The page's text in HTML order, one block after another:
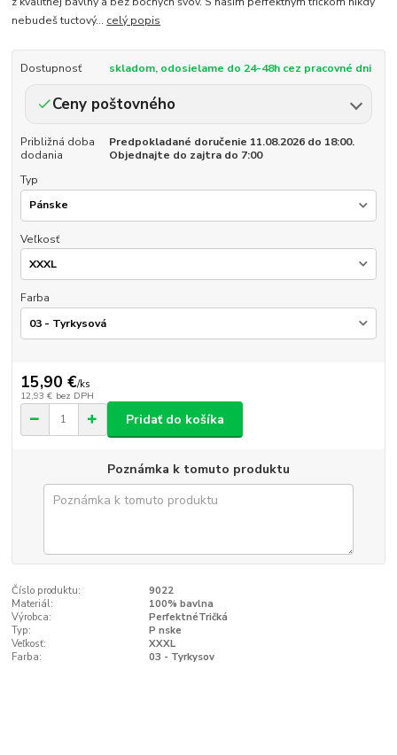
nebudeš tuctový... celý popis
Dostupnosť skladom, odosielame do 24-48h cez pracovné dni
Ceny poštovného
Približná doba
dodania
Predpokladané doručenie 11.08.2026 do 18:00.
Objednajte do zajtra do 7:00
Typ
Veľkosť
Farba
15,90 €/ks
12,93 € bez DPH
Pridať do košíka
Poznámka k tomuto produktu
Číslo produktu:
9022
Materiál:
100% bavlna
Výrobca:
PerfektnéTričká
Typ:
P nske
Veľkosť:
XXXL
Farba:
03 - Tyrkysov